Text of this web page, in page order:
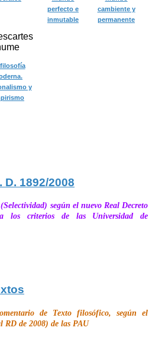
perfecto e
inmutable
cambiente y
permanente
y
D. 1892/2008
según el nuevo Real Decreto
los criterios de las Universidad de
de Texto filosófico, según el
de 2008) de las PAU